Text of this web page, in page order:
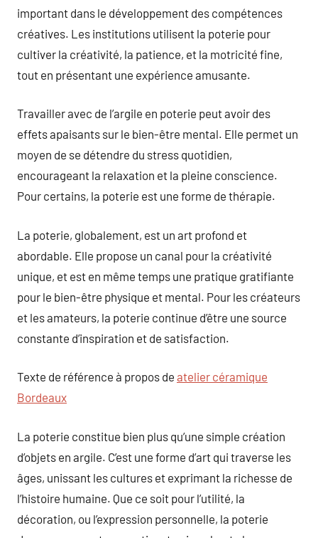
important dans le développement des compétences
créatives. Les institutions utilisent la poterie pour
cultiver la créativité, la patience, et la motricité fine,
tout en présentant une expérience amusante.
Travailler avec de l’argile en poterie peut avoir des
effets apaisants sur le bien-être mental. Elle permet un
moyen de se détendre du stress quotidien,
encourageant la relaxation et la pleine conscience.
Pour certains, la poterie est une forme de thérapie.
La poterie, globalement, est un art profond et
abordable. Elle propose un canal pour la créativité
unique, et est en même temps une pratique gratifiante
pour le bien-être physique et mental. Pour les créateurs
et les amateurs, la poterie continue d’être une source
constante d’inspiration et de satisfaction.
Texte de référence à propos de atelier céramique
Bordeaux
La poterie constitue bien plus qu’une simple création
d’objets en argile. C’est une forme d’art qui traverse les
âges, unissant les cultures et exprimant la richesse de
l’histoire humaine. Que ce soit pour l’utilité, la
décoration, ou l’expression personnelle, la poterie